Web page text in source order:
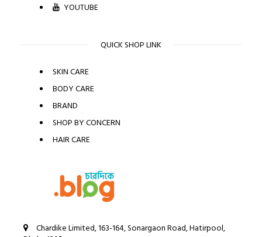
YOUTUBE
QUICK SHOP LINK
SKIN CARE
BODY CARE
BRAND
SHOP BY CONCERN
HAIR CARE
Chardike Limited, 163-164, Sonargaon Road, Hatirpool,